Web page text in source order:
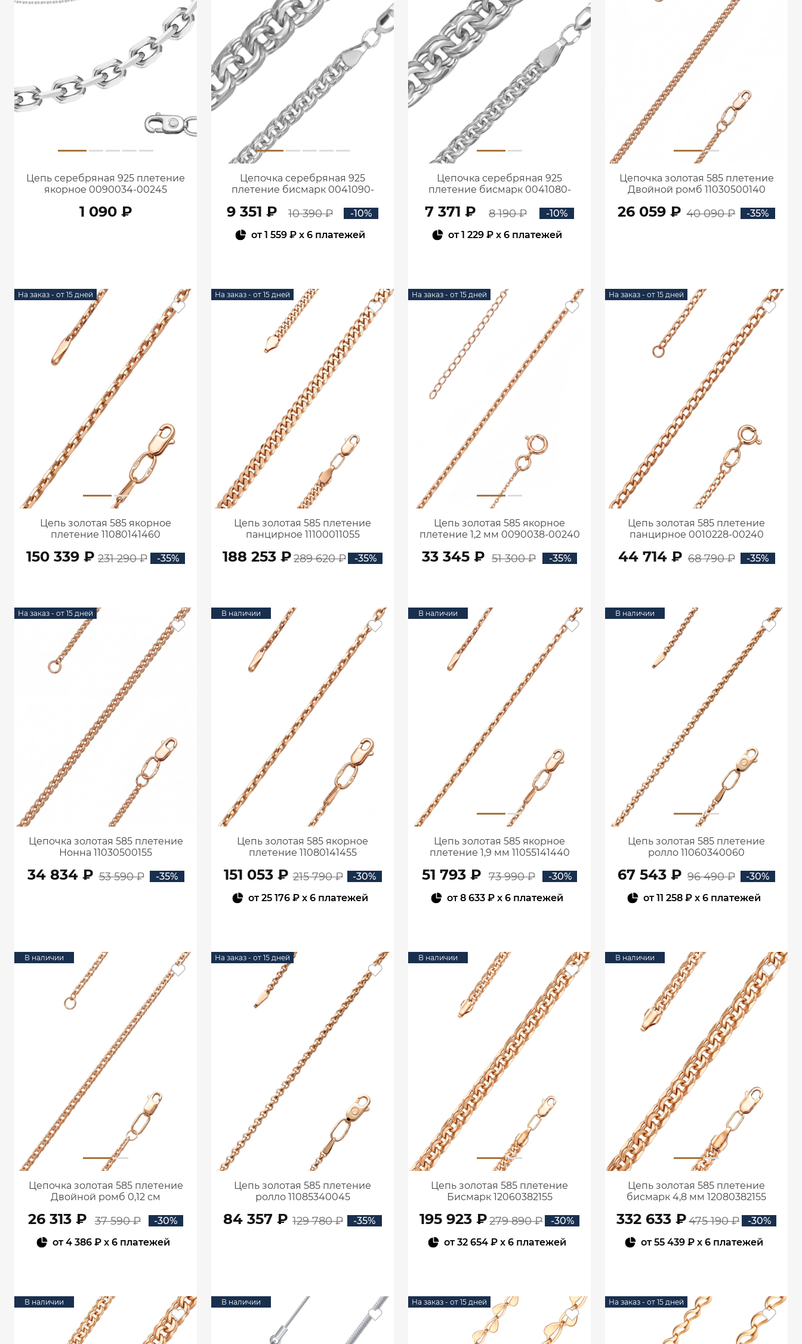
Цепь серебряная 925 плетение
якорное 0090034-00245
1 090 ₽
Цепочка серебряная 925
плетение бисмарк 0041090-
9 351 ₽ 10 390 ₽
-10%
от1 559 ₽ x 6 платежей
Цепочка серебряная 925
плетение бисмарк 0041080-
7 371 ₽ 8 190 ₽
-10%
от1 229 ₽ x 6 платежей
Цепочка золотая 585 плетение
Двойной ромб 11030500140
26 059 ₽ 40 090 ₽ -35%
На заказ - от 15 дней
Цепь золотая 585 якорное
плетение 11080141460
150 339 ₽ 231 290 ₽ -35%
На заказ - от 15 дней
Цепь золотая 585 плетение
панцирное 11100011055
188 253 ₽289 620 ₽ -35%
На заказ - от 15 дней
Цепь золотая 585 якорное
плетение 1,2 мм 0090038-00240
33 345 ₽ 51 300 ₽ -35%
На заказ - от 15 дней
Цепь золотая 585 плетение
панцирное 0010228-00240
44 714 ₽ 68 790 ₽ -35%
На заказ - от 15 дней
Цепочка золотая 585 плетение
Нонна 11030500155
34 834 ₽ 53 590 ₽ -35%
В наличии
Цепь золотая 585 якорное
плетение 11080141455
151 053 ₽ 215 790 ₽
-30%
от25 176 ₽ x 6 платежей
В наличии
Цепь золотая 585 якорное
плетение 1,9 мм 11055141440
51 793 ₽ 73 990 ₽
-30%
от8 633 ₽ x 6 платежей
В наличии
Цепь золотая 585 плетение
ролло 11060340060
67 543 ₽ 96 490 ₽
-30%
от11 258 ₽ x 6 платежей
В наличии
Цепочка золотая 585 плетение
Двойной ромб 0,12 см
26 313 ₽ 37 590 ₽
-30%
от4 386 ₽ x 6 платежей
На заказ - от 15 дней
Цепь золотая 585 плетение
ролло 11085340045
84 357 ₽ 129 780 ₽ -35%
В наличии
Цепь золотая 585 плетение
Бисмарк 12060382155
195 923 ₽ 279 890 ₽
-30%
от32 654 ₽ x 6 платежей
В наличии
Цепь золотая 585 плетение
бисмарк 4,8 мм 12080382155
332 633 ₽ 475 190 ₽
-30%
от55 439 ₽ x 6 платежей
В наличии В наличии На заказ - от 15 дней На заказ - от 15 дней